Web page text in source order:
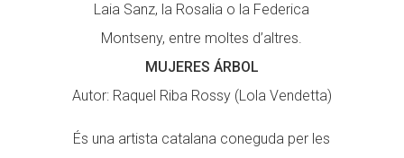
Laia Sanz, la Rosalia o la Federica
Montseny, entre moltes d’altres.
MUJERES ÁRBOL
Autor: Raquel Riba Rossy (Lola Vendetta)
És una artista catalana coneguda per les